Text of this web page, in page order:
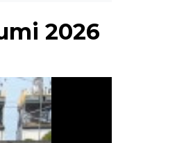
2026